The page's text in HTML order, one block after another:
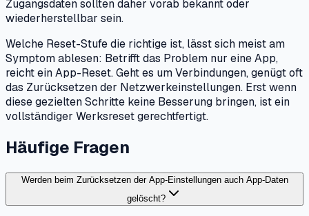
Zugangsdaten sollten daher vorab bekannt oder
wiederherstellbar sein.
Welche Reset-Stufe die richtige ist, lässt sich meist am
Symptom ablesen: Betrifft das Problem nur eine App,
reicht ein App-Reset. Geht es um Verbindungen, genügt oft
das Zurücksetzen der Netzwerkeinstellungen. Erst wenn
diese gezielten Schritte keine Besserung bringen, ist ein
vollständiger Werksreset gerechtfertigt.
Häufige Fragen
Werden beim Zurücksetzen der App-Einstellungen auch App-Daten
gelöscht?